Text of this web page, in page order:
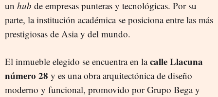
un hub de empresas punteras y tecnológicas. Por su
parte, la institución académica se posiciona entre las más
prestigiosas de Asia y del mundo.
El inmueble elegido se encuentra en lacalle Llacuna
número 28 y es una obra arquitectónica de diseño
moderno y funcional, promovido por Grupo Bega y